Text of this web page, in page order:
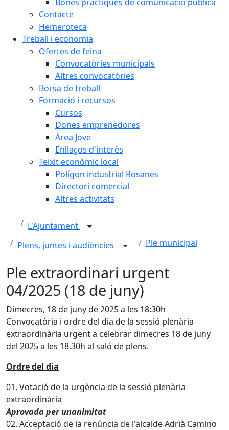
Contacte
Hemeroteca
Treball i economia
Ofertes de feina
Convocatòries municipals
Altres convocatòries
Borsa de treball
Formació i recursos
Cursos
Dones emprenedores
Àrea Jove
Enllaços d'interès
Teixit econòmic local
Polígon industrial Rosanes
Directori comercial
Altres activitats
L'Ajuntament
Plens, juntes i audiències
Ple municipal
Ple extraordinari urgent
04/2025 (18 de juny)
Dimecres, 18 de juny de 2025 a les 18:30h
Convocatòria i ordre del dia de la sessió plenària
extraordinària urgent a celebrar dimecres 18 de juny
del 2025 a les 18.30h al saló de plens.
Ordre del dia
01. Votació de la urgència de la sessió plenària
extraordinària
Aprovada per unanimitat
02. Acceptació de la renúncia de l'alcalde Adrià Camino